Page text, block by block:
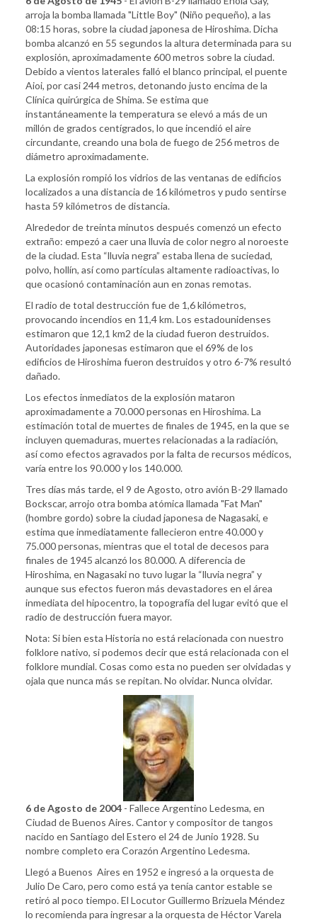
arroja la bomba llamada "Little Boy" (Niño pequeño), a las
08:15 horas, sobre la ciudad japonesa de Hiroshima. Dicha
bomba alcanzó en 55 segundos la altura determinada para su
explosión, aproximadamente 600 metros sobre la ciudad.
Debido a vientos laterales falló el blanco principal, el puente
Aioi, por casi 244 metros, detonando justo encima de la
Clínica quirúrgica de Shima. Se estima que
instantáneamente la temperatura se elevó a más de un
millón de grados centígrados, lo que incendió el aire
circundante, creando una bola de fuego de 256 metros de
diámetro aproximadamente.
La explosión rompió los vidrios de las ventanas de edificios
localizados a una distancia de 16 kilómetros y pudo sentirse
hasta 59 kilómetros de distancia.
Alrededor de treinta minutos después comenzó un efecto
extraño: empezó a caer una lluvia de color negro al noroeste
de la ciudad. Esta “lluvia negra” estaba llena de suciedad,
polvo, hollín, así como partículas altamente radioactivas, lo
que ocasionó contaminación aun en zonas remotas.
El radio de total destrucción fue de 1,6 kilómetros,
provocando incendios en 11,4 km. Los estadounidenses
estimaron que 12,1 km2 de la ciudad fueron destruidos.
Autoridades japonesas estimaron que el 69% de los
edificios de Hiroshima fueron destruidos y otro 6-7% resultó
dañado.
Los efectos inmediatos de la explosión mataron
aproximadamente a 70.000 personas en Hiroshima. La
estimación total de muertes de finales de 1945, en la que se
incluyen quemaduras, muertes relacionadas a la radiación,
así como efectos agravados por la falta de recursos médicos,
varía entre los 90.000 y los 140.000.
Tres días más tarde, el 9 de Agosto, otro avión B-29 llamado
Bockscar, arrojo otra bomba atómica llamada "Fat Man"
(hombre gordo) sobre la ciudad japonesa de Nagasaki, e
estima que inmediatamente fallecieron entre 40.000 y
75.000 personas, mientras que el total de decesos para
finales de 1945 alcanzó los 80.000. A diferencia de
Hiroshima, en Nagasaki no tuvo lugar la “lluvia negra” y
aunque sus efectos fueron más devastadores en el área
inmediata del hipocentro, la topografía del lugar evitó que el
radio de destrucción fuera mayor.
Nota: Si bien esta Historia no está relacionada con nuestro
folklore nativo, si podemos decir que está relacionada con el
folklore mundial. Cosas como esta no pueden ser olvidadas y
ojala que nunca más se repitan. No olvidar. Nunca olvidar.
6 de Agosto de 2004 - Fallece Argentino Ledesma, en
Ciudad de Buenos Aires. Cantor y compositor de tangos
nacido en Santiago del Estero el 24 de Junio 1928. Su
nombre completo era Corazón Argentino Ledesma.
Llegó a Buenos Aires en 1952 e ingresó a la orquesta de
Julio De Caro, pero como está ya tenía cantor estable se
retiró al poco tiempo. El Locutor Guillermo Brizuela Méndez
lo recomienda para ingresar a la orquesta de Héctor Varela